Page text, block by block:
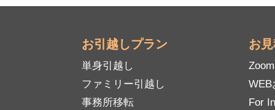
お引越しプラン
単身引越し
ファミリー引越し
事務所移転
お
WEB
For